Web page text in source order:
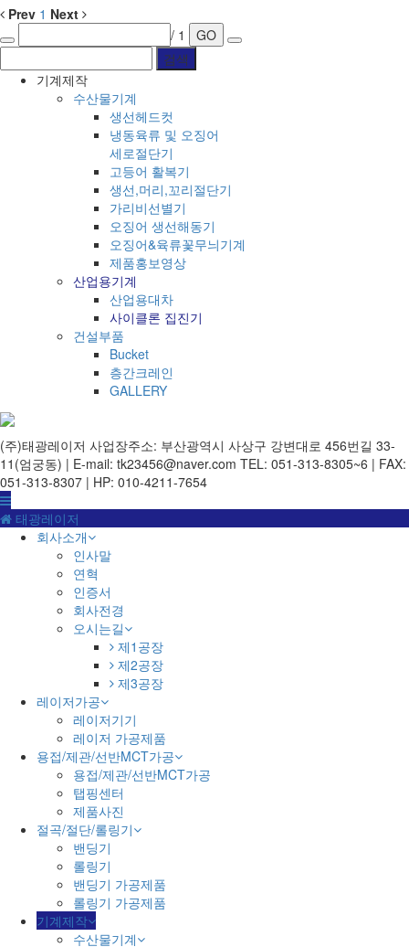
Prev 1 Next
/ 1
GO
기계제작
수산물기계
생선헤드컷
냉동육류 및 오징어
세로절단기
고등어 활복기
생선,머리,꼬리절단기
가리비선별기
오징어 생선해동기
오징어&육류꽃무늬기계
제품홍보영상
산업용기계
산업용대차
사이클론 집진기
건설부품
Bucket
층간크레인
GALLERY
(주)태광레이저 사업장주소: 부산광역시 사상구 강변대로 456번길 33-
11(엄궁동) | E-mail: tk23456@naver.com TEL: 051-313-8305~6 | FAX:
051-313-8307 | HP: 010-4211-7654
태광레이저
회사소개
인사말
연혁
인증서
회사전경
오시는길
제1공장
제2공장
제3공장
레이저가공
레이저기기
레이저 가공제품
용접/제관/선반MCT가공
용접/제관/선반MCT가공
탭핑센터
제품사진
절곡/절단/롤링기
밴딩기
롤링기
밴딩기 가공제품
롤링기 가공제품
기계제작
수산물기계